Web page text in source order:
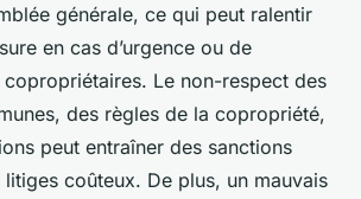
générale, ce qui peut ralentir
en cas d’urgence ou de
Le non-respect des
des règles de la copropriété,
peut entraîner des sanctions
coûteux. De plus, un mauvais